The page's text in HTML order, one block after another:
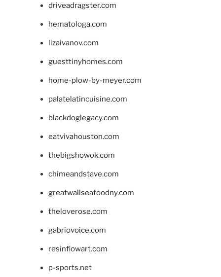
driveadragster.com
hematologa.com
lizaivanov.com
guesttinyhomes.com
home-plow-by-meyer.com
palatelatincuisine.com
blackdoglegacy.com
eatvivahouston.com
thebigshowok.com
chimeandstave.com
greatwallseafoodny.com
theloverose.com
gabriovoice.com
resinflowart.com
p-sports.net